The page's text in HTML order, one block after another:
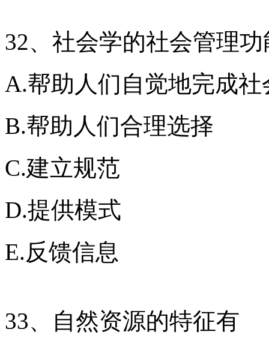
32、社会学的社会管理
A.帮助人们自觉地完成社
B.帮助人们合理选择
C.建立规范
D.提供模式
E.反馈信息
33、自然资源的特征有